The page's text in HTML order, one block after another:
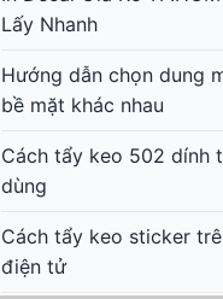
Lấy Nhanh
Hướng dẫn chọn dung
bề mặt khác nhau
Cách tẩy keo 502 dính
dùng
Cách tẩy keo sticker
điện tử